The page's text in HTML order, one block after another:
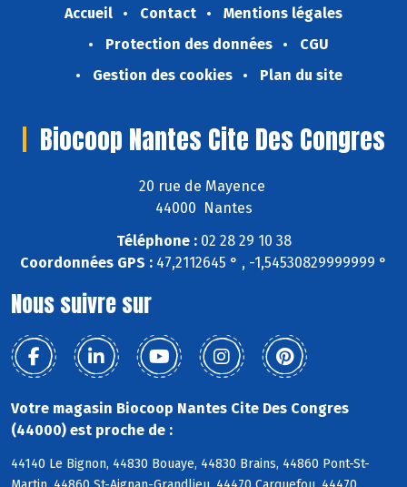
Accueil Contact
Mentions légales
Protection des données
CGU
Gestion des cookies
Plan du site
Biocoop Nantes Cite Des Congres
20 rue de Mayence
44000 Nantes
Téléphone :02 28 29 10 38
Coordonnées GPS : 47,2112645 ° , -1,54530829999999 °
Nous suivre sur
Votre magasin Biocoop Nantes Cite Des Congres
(44000) est proche de :
44140 Le Bignon, 44830 Bouaye, 44830 Brains, 44860 Pont-St-